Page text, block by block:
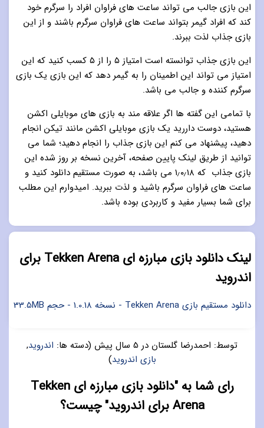
این بازی جالب می تواند ساعت های فراوان افراد را سرگرم خود
کند که افراد گیمر بتواند ساعت های فراوان سرگرم باشند و از این
بازی جذاب لذت ببرند.
این بازی جذاب توانسته است امتیاز ۵ را از ۵ کسب کنید که این
امتیاز می تواند این اطمینان را به گیمر دهد که این بازی یک بازی
سرگرم کننده و جالب می باشد.
با تمامی این گفته ها اگر علاقه مند به بازی های موبایلی اکشن
هستید، دوست داررید یک بازی موبایلی اکشن مانند تیکن انجام
دهید، پیشنهاد می کنم این بازی جذاب را انجام دهید؛ شما می
توانید از طریق لینک پایین صفحه، آخرین نسخه بر روز شده این
بازی جذاب که ۱٫۰٫۱۸ می باشد، به صورت مستقیم دانلود کنید و
ساعت های فراوان سرگرم باشید و لذت ببرید. امیدوارم این مطلب
برای شما بسیار مفید و کاربردی بوده باشد.
لینک دانلود بازی مبارزه ای Tekken Arena برای
اندروید
دانلود مستقیم بازی Tekken Arena - نسخه 1.0.18 - حجم 33.5MB
توسط: احمدرضا گلستان در 5 سال پیش (دسته ها: اندروید,
بازی اندروید)
رای شما به "دانلود بازی مبارزه ای Tekken
Arena برای اندروید" چیست؟